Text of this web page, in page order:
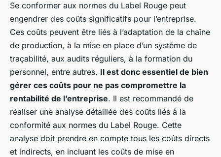
Se conformer aux normes du Label Rouge peut
engendrer des coûts significatifs pour l’entreprise.
Ces coûts peuvent être liés à l’adaptation de la chaîne
de production, à la mise en place d’un système de
traçabilité, aux audits réguliers, à la formation du
personnel, entre autres. Il est donc essentiel de bien
gérer ces coûts pour ne pas compromettre la
rentabilité de l’entreprise. Il est recommandé de
réaliser une analyse détaillée des coûts liés à la
conformité aux normes du Label Rouge. Cette
analyse doit prendre en compte tous les coûts directs
et indirects, en incluant les coûts de mise en